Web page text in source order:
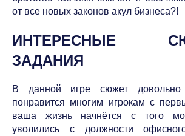
от все новых законов акул бизнеса?!
ИНТЕРЕСНЫЕ
ЗАДАНИЯ
В данной игре сюжет довольно
понравится многим игрокам с
ваша жизнь начнётся с того
уволились с должности